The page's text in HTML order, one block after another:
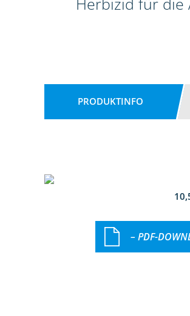
Herbizid für die
PRODUKTINFO
– PDF-